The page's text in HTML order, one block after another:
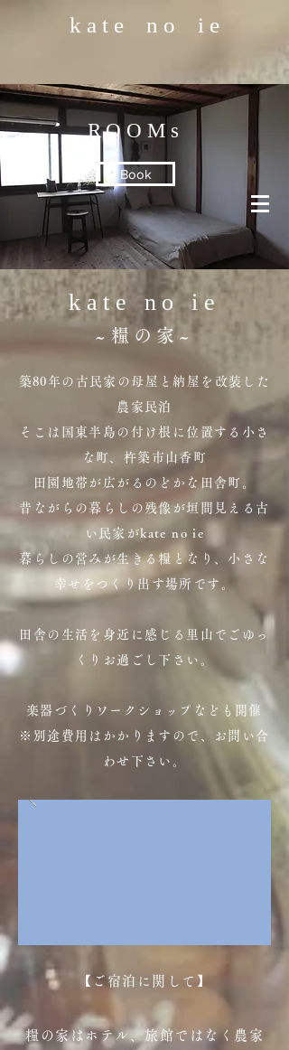
k a t e n o i e
ROOMs
Book
kate no ie
~ 糧の家 ~
築80年の古民家の母屋と納屋を改装した
農家民泊
そこは国東半島の付け根に位置する小さ
な町、杵築市山香町
田園地帯が広がるのどかな田舎町。
昔ながらの暮らしの残像が垣間見える古
い民家がkate no ie
暮らしの営みが生きる糧となり、小さな
幸せをつくり出す場所です。
田舎の生活を身近に感じる里山でごゆっ
くりお過ごし下さい。
楽器づくりワークショップなども開催
​※別途費用はかかりますので、お問い合
わせ下さい。
【ご宿泊に関して】
糧の家はホテル、旅館ではなく農家